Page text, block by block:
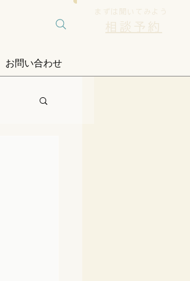
お問い合わせ
まずは聞いてみよう
相談予約